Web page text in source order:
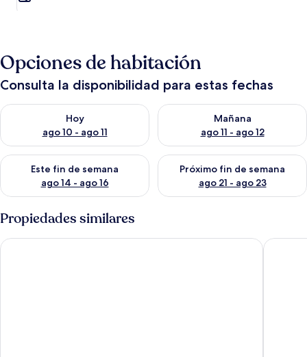
Opciones de habitación
Consulta la disponibilidad para estas fechas
Hoy
ago 10 - ago 11
Consulta la disponibilidad para hoy ago 10 - ago 11
Mañana
ago 11 - ago 12
Consulta la disponibilidad
Este fin de semana
ago 14 - ago 16
Consulta la disponibilidad para este fin de semana ago 14 -
Próximo fin de semana
ago 21 - ago 23
Consulta la disponibilidad
Propiedades similares
Tamarack Lodge Sun Valley